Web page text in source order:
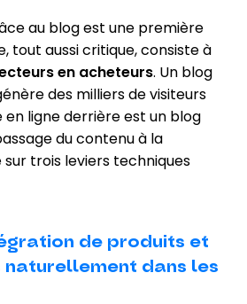
au blog est une première
tout aussi critique, consiste à
en acheteurs. Un blog
des milliers de visiteurs
en ligne derrière est un blog
du contenu à la
trois leviers techniques
de produits et
dans les